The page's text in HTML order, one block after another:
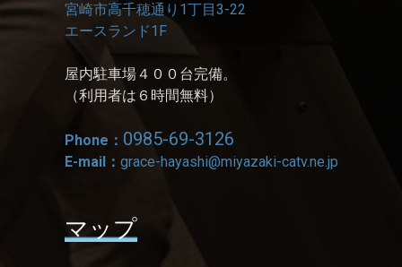
宮崎市高千穂通り1丁目3-22
エースランド1F
屋内駐車場４００台完備。
（利用者は６時間無料）
Phone： 0985-69-3126
E-mail： grace-hayashi@miyazaki-catv.ne.jp
マップ